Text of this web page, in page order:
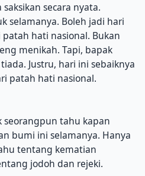
secara nyata.
selamanya. Boleh jadi hari
hati nasional. Bukan
menikah. Tapi, bapak
Justru, hari ini sebaiknya
patah hati nasional.
seorangpun tahu kapan
bumi ini selamanya. Hanya
tentang kematian
jodoh dan rejeki.